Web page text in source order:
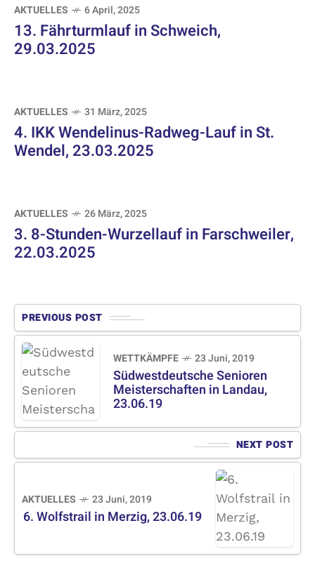
AKTUELLES 6 April, 2025
13. Fährturmlauf in Schweich,
29.03.2025
AKTUELLES 31 März, 2025
4. IKK Wendelinus-Radweg-Lauf in St.
Wendel, 23.03.2025
AKTUELLES 26 März, 2025
3. 8-Stunden-Wurzellauf in Farschweiler,
22.03.2025
PREVIOUS POST
WETTKÄMPFE 23 Juni, 2019
Südwestdeutsche Senioren
Meisterschaften in Landau,
23.06.19
NEXT POST
AKTUELLES 23 Juni, 2019
6. Wolfstrail in Merzig, 23.06.19